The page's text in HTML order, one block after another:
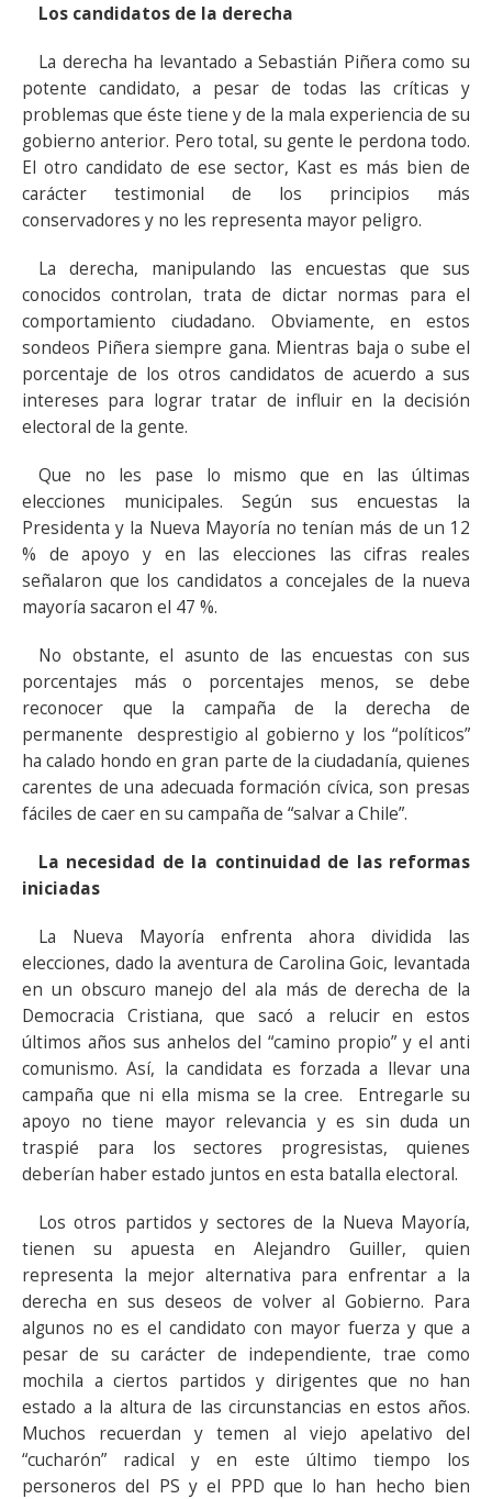
Los candidatos de la derecha
La derecha ha levantado a Sebastián Piñera como su
potente candidato, a pesar de todas las críticas y
problemas que éste tiene y de la mala experiencia de su
gobierno anterior. Pero total, su gente le perdona todo.
El otro candidato de ese sector, Kast es más bien de
carácter testimonial de los principios más
conservadores y no les representa mayor peligro.
La derecha, manipulando las encuestas que sus
conocidos controlan, trata de dictar normas para el
comportamiento ciudadano. Obviamente, en estos
sondeos Piñera siempre gana. Mientras baja o sube el
porcentaje de los otros candidatos de acuerdo a sus
intereses para lograr tratar de influir en la decisión
electoral de la gente.
Que no les pase lo mismo que en las últimas
elecciones municipales. Según sus encuestas la
Presidenta y la Nueva Mayoría no tenían más de un 12
% de apoyo y en las elecciones las cifras reales
señalaron que los candidatos a concejales de la nueva
mayoría sacaron el 47 %.
No obstante, el asunto de las encuestas con sus
porcentajes más o porcentajes menos, se debe
reconocer que la campaña de la derecha de
permanente desprestigio al gobierno y los “políticos”
ha calado hondo en gran parte de la ciudadanía, quienes
carentes de una adecuada formación cívica, son presas
fáciles de caer en su campaña de “salvar a Chile”.
La necesidad de la continuidad de las reformas
iniciadas
La Nueva Mayoría enfrenta ahora dividida las
elecciones, dado la aventura de Carolina Goic, levantada
en un obscuro manejo del ala más de derecha de la
Democracia Cristiana, que sacó a relucir en estos
últimos años sus anhelos del “camino propio” y el anti
comunismo. Así, la candidata es forzada a llevar una
campaña que ni ella misma se la cree. Entregarle su
apoyo no tiene mayor relevancia y es sin duda un
traspié para los sectores progresistas, quienes
deberían haber estado juntos en esta batalla electoral.
Los otros partidos y sectores de la Nueva Mayoría,
tienen su apuesta en Alejandro Guiller, quien
representa la mejor alternativa para enfrentar a la
derecha en sus deseos de volver al Gobierno. Para
algunos no es el candidato con mayor fuerza y que a
pesar de su carácter de independiente, trae como
mochila a ciertos partidos y dirigentes que no han
estado a la altura de las circunstancias en estos años.
Muchos recuerdan y temen al viejo apelativo del
“cucharón” radical y en este último tiempo los
personeros del PS y el PPD que lo han hecho bien